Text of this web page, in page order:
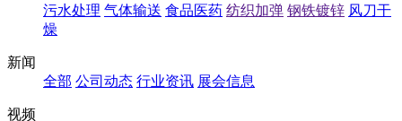
污水处理 气体输送 食品医药 纺织加弹 钢铁镀锌 风刀干
燥
新闻
全部 公司动态 行业资讯 展会信息
视频